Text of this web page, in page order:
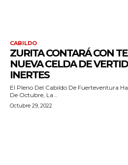
CABILDO
ZURITA CONTARÁ CON
NUEVA CELDA DE
INERTES
El Pleno Del Cabildo De Fuerteventura
De Octubre, La...
Octubre 29, 2022